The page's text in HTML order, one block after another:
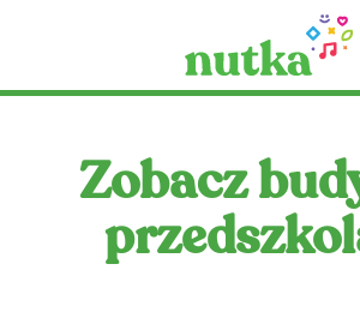
Zobacz